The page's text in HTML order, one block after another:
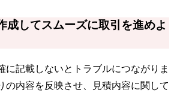
成してスムーズに取引を進めよ
に記載しないとトラブルにつながりま
の内容を反映させ、見積内容に関して